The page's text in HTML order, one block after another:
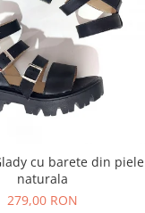
cu barete din piele
naturala
279,00 RON